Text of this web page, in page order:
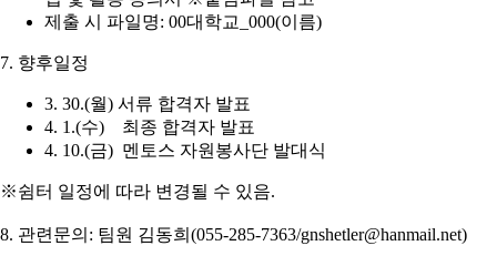
제출 시 파일명: 00대학교_000(이름)
7. 향후일정
3. 30.(월) 서류 합격자 발표
4. 1.(수) 최종 합격자 발표
4. 10.(금) 멘토스 자원봉사단 발대식
※쉼터 일정에 따라 변경될 수 있음.
8. 관련문의: 팀원 김동희(055-285-7363/gnshetler@hanmail.net)